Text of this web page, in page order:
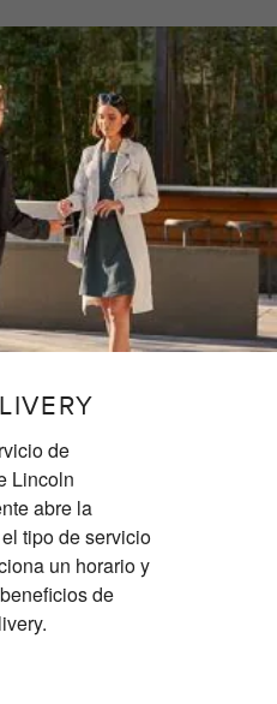
de
Lincoln
abre la
tipo de servicio
un horario y
de